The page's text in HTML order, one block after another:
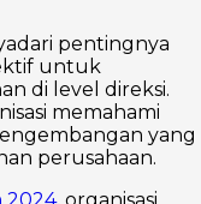
pentingnya
untuk
di level direksi.
memahami
yang
perusahaan.
2024, organisasi